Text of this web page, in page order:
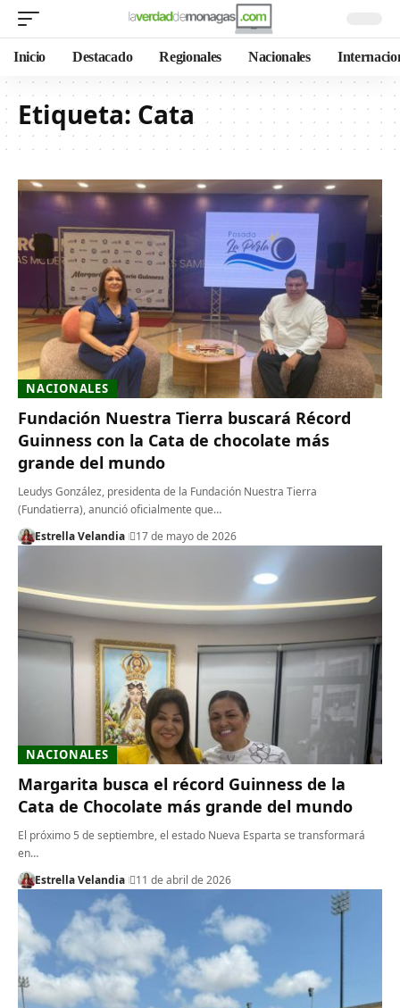
Inicio Destacado Regionales Nacionales
Etiqueta: Cata
NACIONALES
Fundación Nuestra Tierra buscará Récord
Guinness con la Cata de chocolate más
grande del mundo
Leudys González, presidenta de la Fundación Nuestra Tierra
(Fundatierra), anunció oficialmente que…
Estrella Velandia
17 de mayo de 2026
NACIONALES
Margarita busca el récord Guinness de la
Cata de Chocolate más grande del mundo
El próximo 5 de septiembre, el estado Nueva Esparta se transformará
en…
Estrella Velandia
11 de abril de 2026